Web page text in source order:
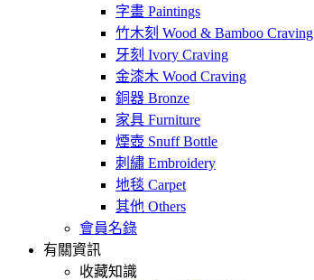
字畫 Paintings
竹木刻 Wood & Bamboo Craving
牙刻 Ivory Craving
金漆木 Wood Craving
銅器 Bronze
家具 Furniture
煙壺 Snuff Bottle
刺繡 Embroidery
地毯 Carpet
其他 Others
會員名錄
有關資訊
收藏知識